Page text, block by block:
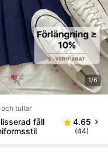
1/6
och tullar
fåll
4.65
(44)